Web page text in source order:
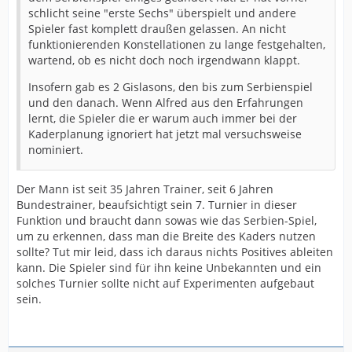
Handball zelebriert haben, sondern viel gearbeitet
wurde, aber (!!!!) DAS war doch wohl klar. Wir waren
noch nie eine Nation, die sensationell tollen Handball
spielte. Insofern haben aus meiner Sicht, die
Einschätzung entwicklet als wir hier (und da beziehe ich
mich auch gerne mit ein)! Vielleicht ist es aber auch
typisch deutsch! Der ganze Wahnsinn fing doch schon
bei der Nominierung an. Klar, unser total inkompetenter
Bundestrainer lässt Bobs Boy nur aus dem einzigen
Grund zu Hause, um uns zu schaden. Diskutiert wird
bestimmt auch in anderen Ländern um Spieler, aber
nicht so! Relativ versöhnlich fand ich Bobs Kolumne im
Nachgang, aber vielleicht sollte man sich für die WM
auch mal auf die Fahnen schreiben, dass es sinnvoll
wäre den Trainer und das Team von Beginn an zu
unterstützen und nicht immer alles in Frage zu stelle.
Das kann man ja gerne bei Bedarf nach einem Turnier
machen. Und nochmal: Silber!! bnicht so fürchterlich
schlicht seine "erste Sechs" überspielt und andere
Spieler fast komplett draußen gelassen. An nicht
funktionierenden Konstellationen zu lange festgehalten,
wartend, ob es nicht doch noch irgendwann klappt.
Insofern gab es 2 Gislasons, den bis zum Serbienspiel
und den danach. Wenn Alfred aus den Erfahrungen
lernt, die Spieler die er warum auch immer bei der
Kaderplanung ignoriert hat jetzt mal versuchsweise
nominiert.
Der Mann ist seit 35 Jahren Trainer, seit 6 Jahren
Bundestrainer, beaufsichtigt sein 7. Turnier in dieser
Funktion und braucht dann sowas wie das Serbien-Spiel,
um zu erkennen, dass man die Breite des Kaders nutzen
sollte? Tut mir leid, dass ich daraus nichts Positives ableiten
kann. Die Spieler sind für ihn keine Unbekannten und ein
solches Turnier sollte nicht auf Experimenten aufgebaut
sein.